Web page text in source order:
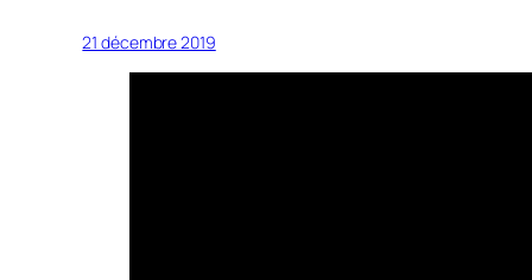
21 décembre 2019